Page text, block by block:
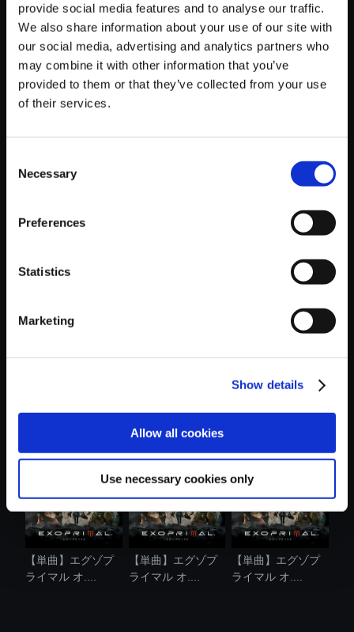
provide social media features and to analyse our traffic.
We also share information about your use of our site with
our social media, advertising and analytics partners who
may combine it with other information that you’ve
provided to them or that they’ve collected from your use
of their services.
Selection
Necessary
Preferences
Statistics
Marketing
Show details
Allow all cookies
Use necessary cookies only
【単曲】エグゾプライマル オリ
ジナルサウンドトラック Missio
n: Dam
おすすめ商品
【単曲】エグゾプ
ライマル オ....
【単曲】エグゾプ
ライマル オ....
【単曲】エグゾプ
ライマル オ....